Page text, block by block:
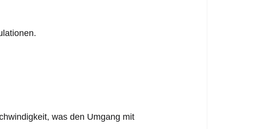
was den Umgang mit